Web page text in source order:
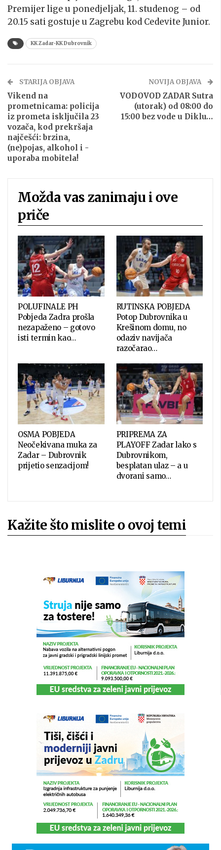
Premijer lige u ponedjeljak, 11. studenog – od
20.15 sati gostuje u Zagrebu kod Cedevite Junior.
KK Zadar-KK Dubrovnik
STARIJA OBJAVA
Vikend na
prometnicama: policija
iz prometa isključila 23
vozača, kod prekršaja
najčešći: brzina,
(ne)pojas, alkohol i -
uporaba mobitela!
NOVIJA OBJAVA
VODOVOD ZADAR Sutra
(utorak) od 08:00 do
15:00 bez vode u Diklu…
Možda vas zanimaju i ove
priče
POLUFINALE PH
Pobjeda Zadra prošla
nezapaženo – gotovo
isti termin kao…
RUTINSKA POBJEDA
Potop Dubrovnika u
Krešinom domu, no
odaziv navijača
razočarao…
OSMA POBJEDA
Neočekivana muka za
Zadar – Dubrovnik
prijetio senzacijom!
PRIPREMA ZA
PLAYOFF Zadar lako s
Dubrovnikom,
besplatan ulaz – a u
dvorani samo…
Kažite što mislite o ovoj temi